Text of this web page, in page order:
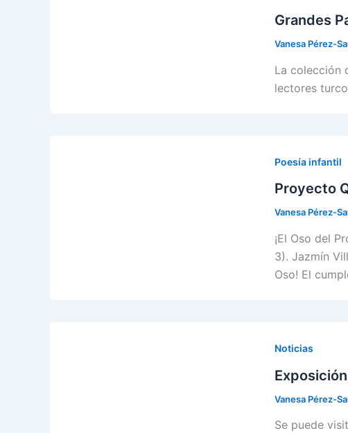
Grandes
Vanesa Pérez-
La colección
lectores
Poesía infantil
Proyecto
Vanesa Pérez-
¡El Oso del
3). Jazmín
Oso! El
Noticias
Vanesa Pérez-
Se puede